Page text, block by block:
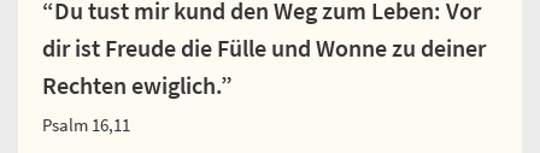
“Du tust mir kund den Weg zum Leben: Vor
dir ist Freude die Fülle und Wonne zu deiner
Rechten ewiglich.”
Psalm 16,11